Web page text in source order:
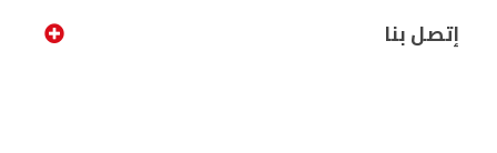
إتصل بنا